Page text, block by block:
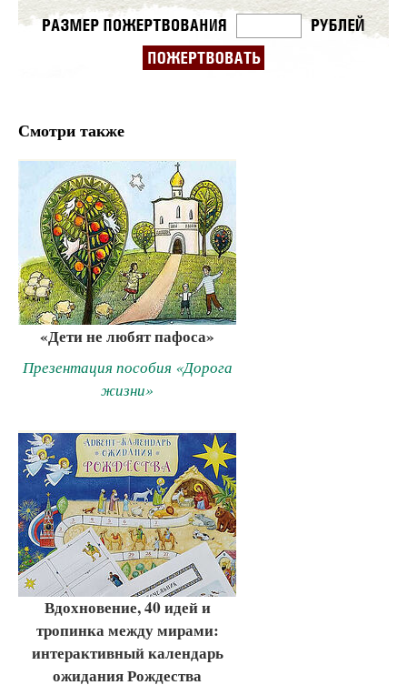
Смотри также
«Дети не любят пафоса»
Презентация пособия «Дорога
жизни»
Вдохновение, 40 идей и
тропинка между мирами:
интерактивный календарь
ожидания Рождества